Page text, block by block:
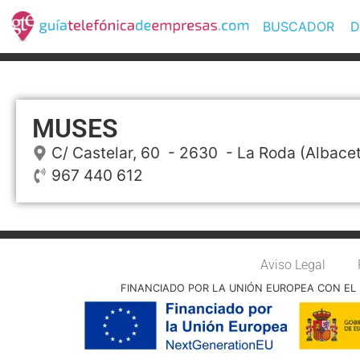
BUSCADOR
MUSES
C/ Castelar, 60 - 2630 - La Roda
967 440 612
Aviso Legal
FINANCIADO POR LA UNIÓN EUROPEA CON